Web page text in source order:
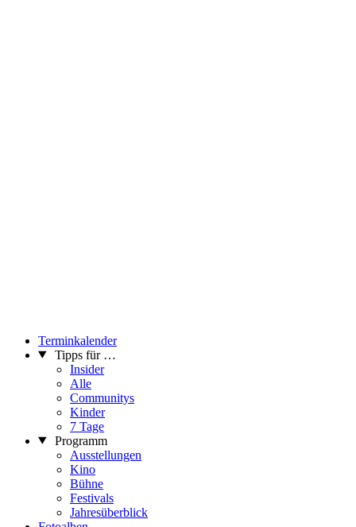
Terminkalender
Tipps für …
Insider
Alle
Communitys
Kinder
7 Tage
Programm
Ausstellungen
Kino
Bühne
Festivals
Jahresüberblick